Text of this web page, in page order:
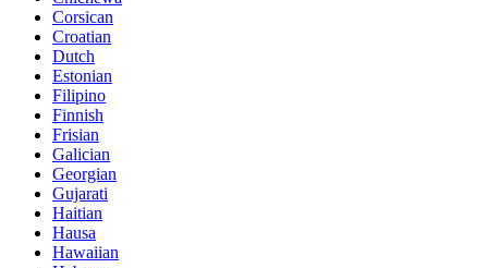
Corsican
Croatian
Dutch
Estonian
Filipino
Finnish
Frisian
Galician
Georgian
Gujarati
Haitian
Hausa
Hawaiian